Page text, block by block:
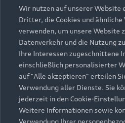
Wir nutzen auf unserer Website
Dritter, die Cookies und
verwenden, um unsere Website
Datenverkehr und die Nutzung
Ihre Interessen zugeschnittene
einschließlich personalisierter
auf "Alle akzeptieren" erteilen
Verwendung aller Dienste. Sie
jederzeit in den Cookie-
Weitere Informationen sowie
Verwendung Ihrer
Alle Modelle
Modelle vergleichen
Elektromodelle
Plug-in-Hybride
Kaufen & leasen
Neuwagensuche
Gebrauchtwagensuche
Gebrauchtwagen
Finanzierung
Aktionen & Angebote
Service & Zubehör
Saisonale Angebote
Audi Services
Garantie
Support
Kundenservice
Händlersuche
Über Audi